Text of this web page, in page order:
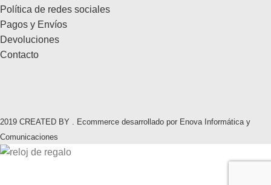
Política de redes sociales
Pagos y Envíos
Devoluciones
Contacto
2019 CREATED BY . Ecommerce desarrollado por Enova Informática y
Comunicaciones